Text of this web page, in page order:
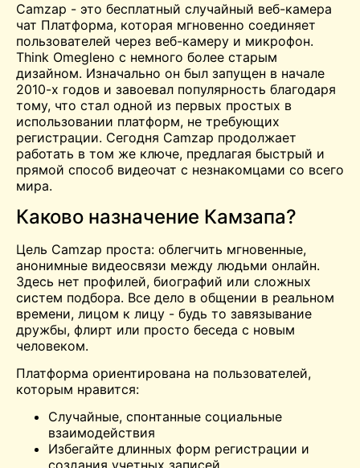
Camzap - это бесплатный случайный веб-камера
чат Платформа, которая мгновенно соединяет
пользователей через веб-камеру и микрофон.
Think Omegleно с немного более старым
дизайном. Изначально он был запущен в начале
2010-х годов и завоевал популярность благодаря
тому, что стал одной из первых простых в
использовании платформ, не требующих
регистрации. Сегодня Camzap продолжает
работать в том же ключе, предлагая быстрый и
прямой способ видеочат с незнакомцами со всего
мира.
Каково назначение Камзапа?
Цель Camzap проста: облегчить мгновенные,
анонимные видеосвязи между людьми онлайн.
Здесь нет профилей, биографий или сложных
систем подбора. Все дело в общении в реальном
времени, лицом к лицу - будь то завязывание
дружбы, флирт или просто беседа с новым
человеком.
Платформа ориентирована на пользователей,
которым нравится:
Случайные, спонтанные социальные
взаимодействия
Избегайте длинных форм регистрации и